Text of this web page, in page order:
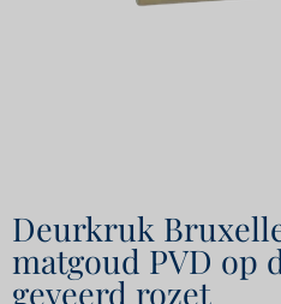
Deurkruk
matgoud PVD op
geveerd rozet